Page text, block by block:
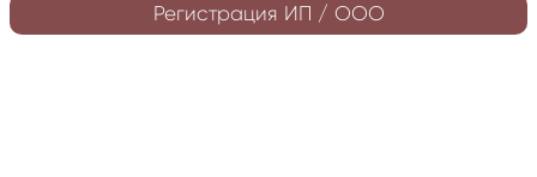
Регистрация ИП / ООО